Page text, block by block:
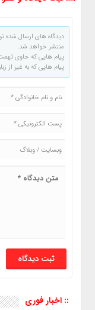
دیدگاه های ارسال شده
منتشر خواهد شد.
پیام هایی که حاوی
پیام هایی که به غیر از
:: اخبار فوری